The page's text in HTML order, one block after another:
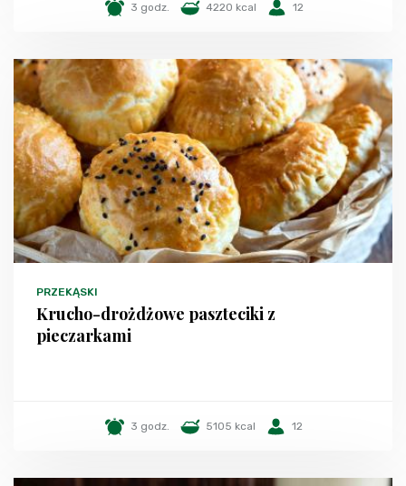
3 godz. 4220 kcal 12
PRZEKĄSKI
Krucho-drożdżowe paszteciki z
pieczarkami
3 godz. 5105 kcal 12